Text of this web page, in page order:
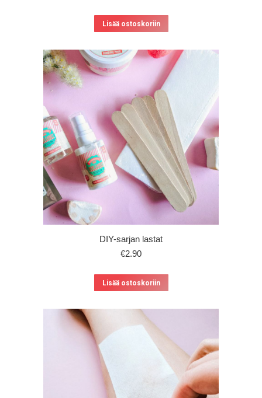
Lisää ostoskoriin
DIY-sarjan lastat
€2.90
Lisää ostoskoriin